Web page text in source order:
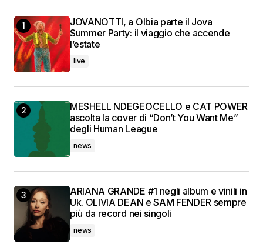
JOVANOTTI, a Olbia parte il Jova
Summer Party: il viaggio che accende
l’estate
live
MESHELL NDEGEOCELLO e CAT POWER
ascolta la cover di “Don’t You Want Me”
degli Human League
news
ARIANA GRANDE #1 negli album e vinili in
Uk. OLIVIA DEAN e SAM FENDER sempre
più da record nei singoli
news